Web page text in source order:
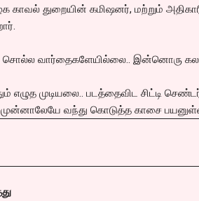
காவல் துறையின் கமிஷனர், மற்றும்
சொல்ல வார்தைகளேயில்லை.. இன்னொரு
எழுத முடியலை.. படத்தைவிட சிட்டி
முன்னாலேயே வந்து கொடுத்த காசை